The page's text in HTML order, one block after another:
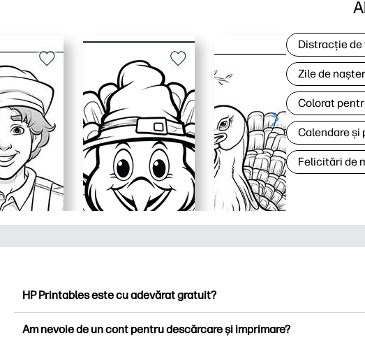
Distracție de
Zile de
Colorat
Calendare
Felicitări de
HP Printables este cu adevărat gratuit?
Am nevoie de un cont pentru descărcare și imprimare?